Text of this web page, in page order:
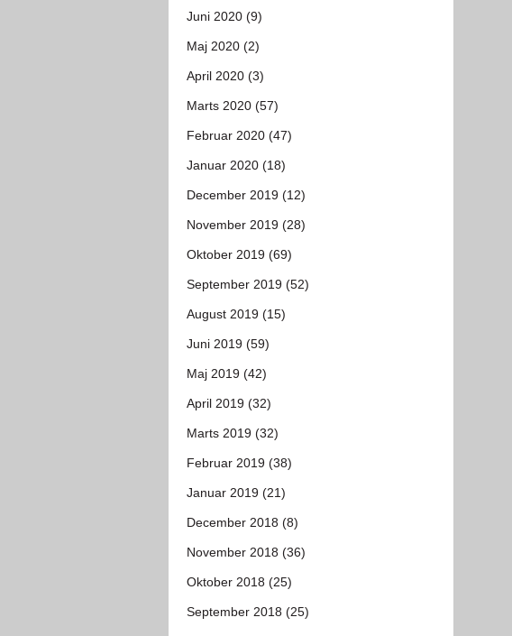
Juni 2020 (9)
Maj 2020 (2)
April 2020 (3)
Marts 2020 (57)
Februar 2020 (47)
Januar 2020 (18)
December 2019 (12)
November 2019 (28)
Oktober 2019 (69)
September 2019 (52)
August 2019 (15)
Juni 2019 (59)
Maj 2019 (42)
April 2019 (32)
Marts 2019 (32)
Februar 2019 (38)
Januar 2019 (21)
December 2018 (8)
November 2018 (36)
Oktober 2018 (25)
September 2018 (25)